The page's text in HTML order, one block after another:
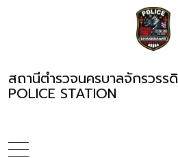
สถานีตำรวจนครบาลจักรวรรดิ
POLICE STATION